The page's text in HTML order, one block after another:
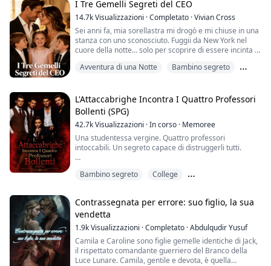
Non mi dice neppure una cosa su chi sia o che cosa ci
faccia quassù.
Ma non serve essere un genio per capire che
quest’uomo è pericolo allo stato puro.
...
I Tre Gemelli Segreti del CEO
14.7kVisualizzazioni ·Completato ·Vivian Cross
Sei anni fa, mia sorellastra mi drogò e mi chiuse in una
stanza con uno sconosciuto. Fuggii da New York nel
cuore della notte… solo per scoprire di essere incinta di
della mia defunta madre. Ma Ethan Blackwood —
quell’amministratore delegato freddo e potente —
continua a met...
Avventura di una Notte
Bambino segreto
L'Attaccabrighe Incontra I Quattro Professori
Bollenti (SPG)
42.7kVisualizzazioni ·In corso · Memoree
Una studentessa vergine. Quattro professori
intoccabili. Un segreto capace di distruggerli tutti.
restare invisibile e sopravvivere. Ma il campus che
fatto di ossessione, con quattro uomini che non
avrebbe mai dovuto sfiorare.
Bambino segreto
College
Contrassegnata per errore: suo figlio, la sua
vendetta
1.9kVisualizzazioni ·Completato ·Abdulqudir Yusuf
Camila e Caroline sono figlie gemelle identiche di Jack,
il rispettato comandante guerriero del Branco della
Luce Lunare. Camila, gentile e devota, è quella